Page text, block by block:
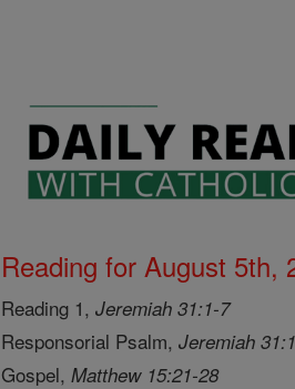
Reading for August 5th,
Reading 1,Jeremiah 31:1-7
Responsorial Psalm,Jeremiah
Gospel,Matthew 15:21-28